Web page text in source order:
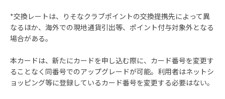
*交換レートは、りそなクラブポイントの交換提携先によって異
なるほか、海外での現地通貨引出等、ポイント付与対象外となる
場合がある。
本カードは、新たにカードを申し込む際に、カード番号を変更す
ることなく同番号でのアップグレードが可能。利用者はネットシ
ョッピング等に登録しているカード番号を変更する必要はない。